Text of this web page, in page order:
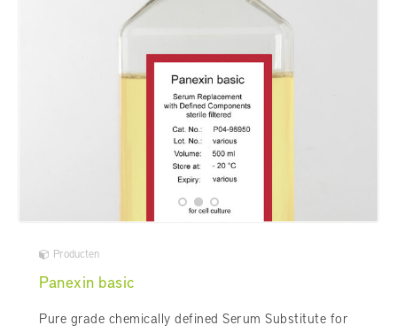
Producten
Panexin basic
Pure grade chemically defined Serum Substitute for